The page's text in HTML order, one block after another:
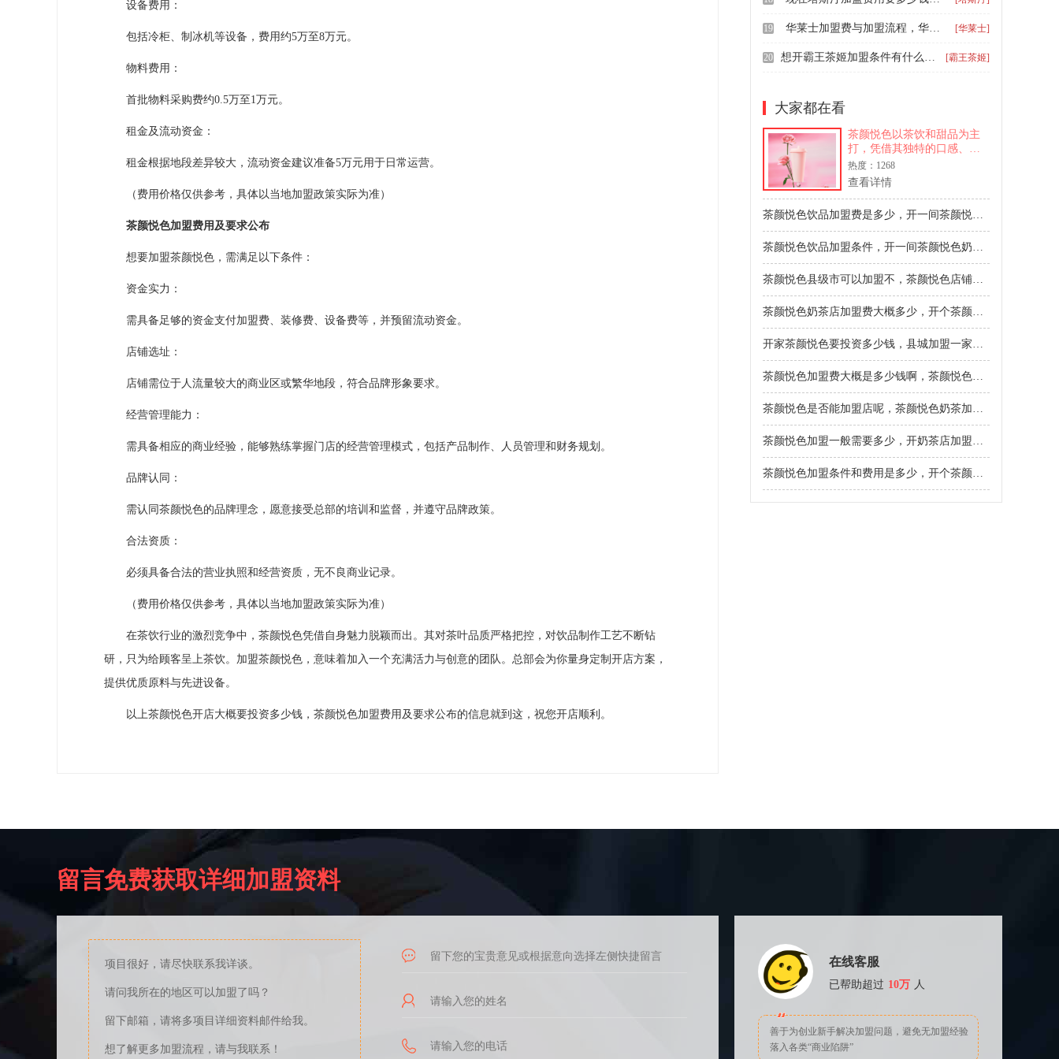
设备费用：
包括冷柜、制冰机等设备，费用约5万至8万元。
物料费用：
首批物料采购费约0.5万至1万元。
租金及流动资金：
租金根据地段差异较大，流动资金建议准备5万元用于日常运营。
（费用价格仅供参考，具体以当地加盟政策实际为准）
茶颜悦色加盟费用及要求公布
想要加盟茶颜悦色，需满足以下条件：
资金实力：
需具备足够的资金支付加盟费、装修费、设备费等，并预留流动资金。
店铺选址：
店铺需位于人流量较大的商业区或繁华地段，符合品牌形象要求。
经营管理能力：
需具备相应的商业经验，能够熟练掌握门店的经营管理模式，包括产品制作、人员管理和财务规划。
品牌认同：
需认同茶颜悦色的品牌理念，愿意接受总部的培训和监督，并遵守品牌政策。
合法资质：
必须具备合法的营业执照和经营资质，无不良商业记录。
（费用价格仅供参考，具体以当地加盟政策实际为准）
在茶饮行业的激烈竞争中，茶颜悦色凭借自身魅力脱颖而出。其对茶叶品质严格把控，对饮品制作工艺不断钻
研，只为给顾客呈上茶饮。加盟茶颜悦色，意味着加入一个充满活力与创意的团队。总部会为你量身定制开店方案，
提供优质原料与先进设备。
以上茶颜悦色开店大概要投资多少钱，茶颜悦色加盟费用及要求公布的信息就到这，祝您开店顺利。
19 华莱士加盟费与加盟流程，华莱士加盟费用一览表 [华莱士]
20 想开霸王茶姬加盟条件有什么，加盟霸王茶姬需要多少钱 [霸王茶姬]
大家都在看
茶颜悦色以茶饮和甜品为主
打，凭借其独特的口感、精
美的包装和丰富的口味选
择，赢得了广泛的好评和喜
爱。近年来，茶颜悦色以其
了众多投资者的目光。那
么，茶颜悦色的加盟费用是
怎样的呢
热度：1268
查看详情
茶颜悦色饮品加盟费是多少，开一间茶颜悦色奶茶加盟店需要多少钱
茶颜悦色饮品加盟条件，开一间茶颜悦色奶茶加盟多少钱
茶颜悦色县级市可以加盟不，茶颜悦色店铺加盟费用多少钱
茶颜悦色奶茶店加盟费大概多少，开个茶颜悦色饮品店多少钱左右
开家茶颜悦色要投资多少钱，县城加盟一家茶颜悦色要多少钱
茶颜悦色加盟费大概是多少钱啊，茶颜悦色加盟费多少钱
茶颜悦色是否能加盟店呢，茶颜悦色奶茶加盟条件和费用是多少
茶颜悦色加盟一般需要多少，开奶茶店加盟条件和流程
茶颜悦色加盟条件和费用是多少，开个茶颜悦色要50万吗
留言免费获取详细加盟资料
项目很好，请尽快联系我详谈。
请问我所在的地区可以加盟了吗？
留下邮箱，请将多项目详细资料邮件给我。
想了解更多加盟流程，请与我联系！
在线客服
已帮助超过 10万 人
善于为创业新手解决加盟问题，避免无加盟经验
落入各类“商业陷阱”